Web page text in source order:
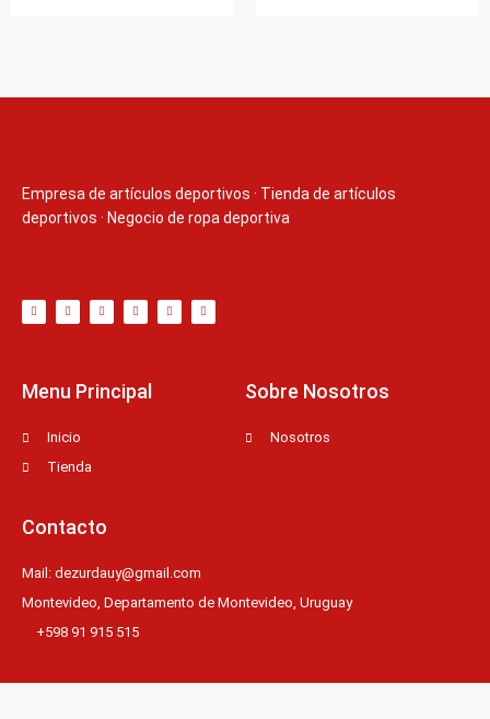
Empresa de artículos deportivos · Tienda de artículos
deportivos · Negocio de ropa deportiva
i
t
t
c
e
b
i
b
b
u
t
u
n
t
e
d
i
u
Menu Principal
Inicio
Tienda
Sobre Nosotros
Nosotros
Contacto
Mail: dezurdauy@gmail.com
Montevideo, Departamento de Montevideo, Uruguay
+598 91 915 515